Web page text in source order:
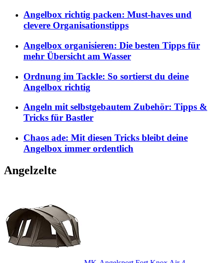
Angelbox richtig packen: Must-haves und
clevere Organisationstipps
Angelbox organisieren: Die besten Tipps für
mehr Übersicht am Wasser
Ordnung im Tackle: So sortierst du deine
Angelbox richtig
Angeln mit selbstgebautem Zubehör: Tipps &
Tricks für Bastler
Chaos ade: Mit diesen Tricks bleibt deine
Angelbox immer ordentlich
Angelzelte